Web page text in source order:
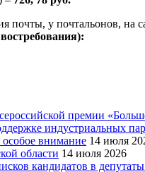
почты, у почтальонов, на
премии
индустриальных
внимание 14 июля
области 14 июля 2026
кандидатов в